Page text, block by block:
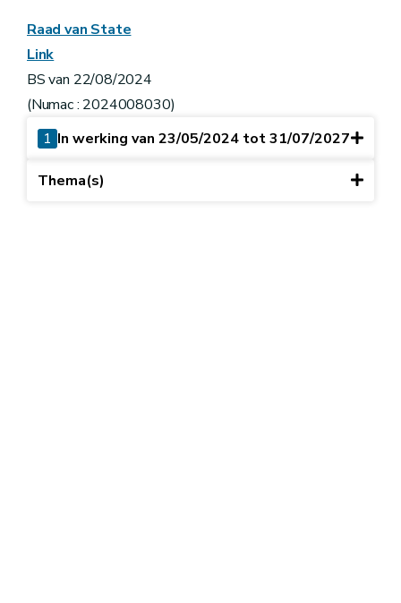
Raad van State
Link
BS van 22/08/2024
(Numac : 2024008030)
1 In werking van 23/05/2024 tot 31/07/2027
Thema(s)